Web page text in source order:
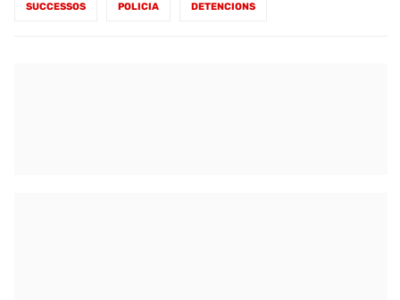
SUCCESSOS POLICIA DETENCIONS